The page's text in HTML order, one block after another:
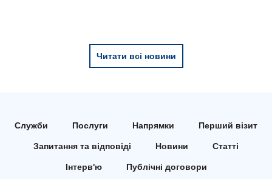
Неврологія
Читати всі новини
Служби Послуги Напрямки Перший візит
Запитання та відповіді Новини Статті
Інтерв'ю Публічні договори